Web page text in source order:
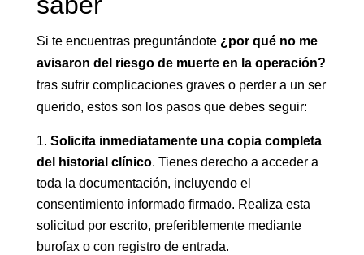
Si te encuentras preguntándote ¿por qué no me
avisaron del riesgo de muerte en la operación?
tras sufrir complicaciones graves o perder a un ser
querido, estos son los pasos que debes seguir:
Solicita inmediatamente una copia completa
del historial clínico. Tienes derecho a acceder a
toda la documentación, incluyendo el
consentimiento informado firmado. Realiza esta
solicitud por escrito, preferiblemente mediante
burofax o con registro de entrada.